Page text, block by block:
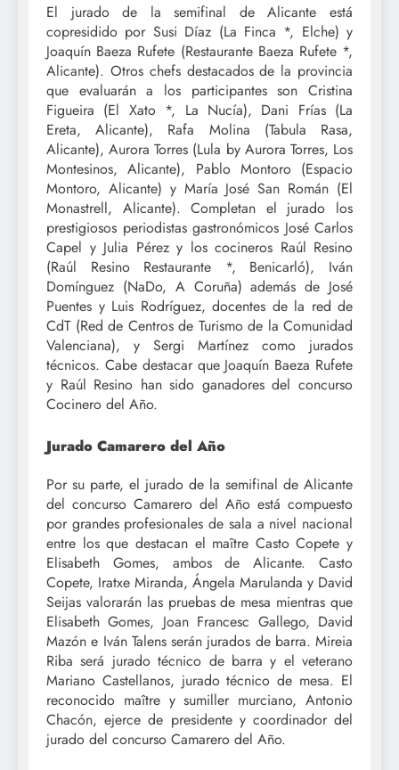
El jurado de la semifinal de Alicante está
copresidido por Susi Díaz (La Finca *, Elche) y
Joaquín Baeza Rufete (Restaurante Baeza Rufete *,
Alicante). Otros chefs destacados de la provincia
que evaluarán a los participantes son Cristina
Figueira (El Xato *, La Nucía), Dani Frías (La
Ereta, Alicante), Rafa Molina (Tabula Rasa,
Alicante), Aurora Torres (Lula by Aurora Torres, Los
Montesinos, Alicante), Pablo Montoro (Espacio
Montoro, Alicante) y María José San Román (El
Monastrell, Alicante). Completan el jurado los
prestigiosos periodistas gastronómicos José Carlos
Capel y Julia Pérez y los cocineros Raúl Resino
(Raúl Resino Restaurante *, Benicarló), Iván
Domínguez (NaDo, A Coruña) además de José
Puentes y Luis Rodríguez, docentes de la red de
CdT (Red de Centros de Turismo de la Comunidad
Valenciana), y Sergi Martínez como jurados
técnicos. Cabe destacar que Joaquín Baeza Rufete
y Raúl Resino han sido ganadores del concurso
Cocinero del Año.
Jurado Camarero del Año
Por su parte, el jurado de la semifinal de Alicante
del concurso Camarero del Año está compuesto
por grandes profesionales de sala a nivel nacional
entre los que destacan el maître Casto Copete y
Elisabeth Gomes, ambos de Alicante. Casto
Copete, Iratxe Miranda, Ángela Marulanda y David
Seijas valorarán las pruebas de mesa mientras que
Elisabeth Gomes, Joan Francesc Gallego, David
Mazón e Iván Talens serán jurados de barra. Mireia
Riba será jurado técnico de barra y el veterano
Mariano Castellanos, jurado técnico de mesa. El
reconocido maître y sumiller murciano, Antonio
Chacón, ejerce de presidente y coordinador del
jurado del concurso Camarero del Año.